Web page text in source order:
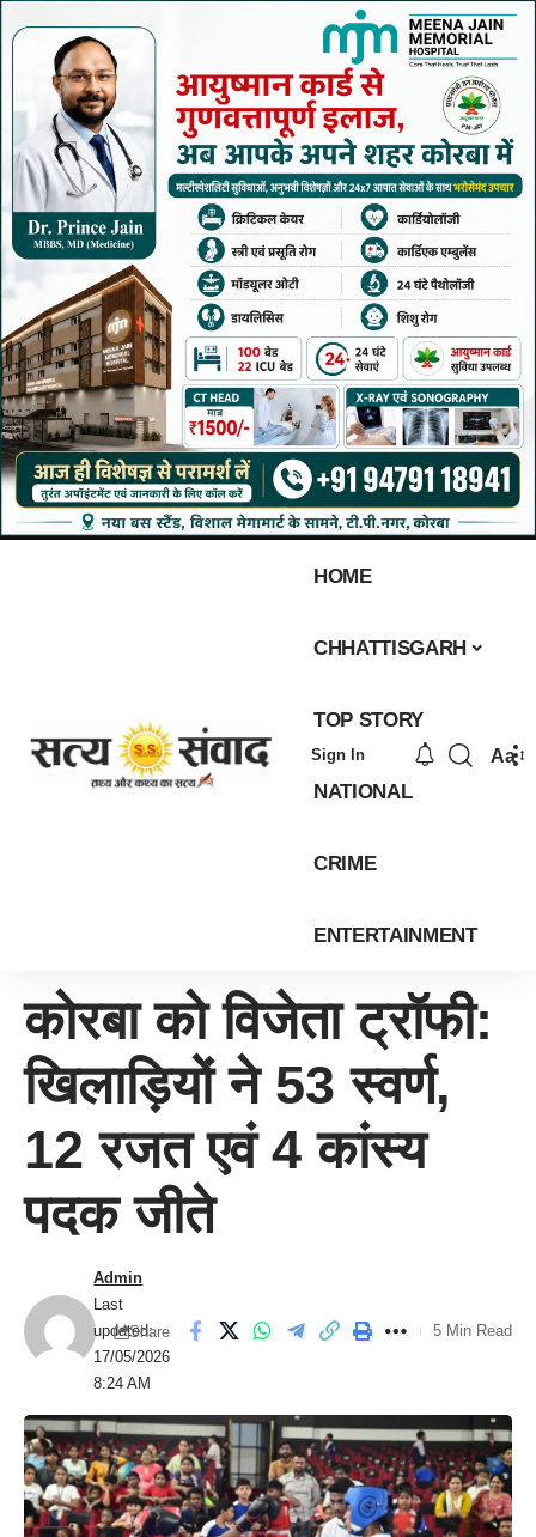
HOME
CHHATTISGARH
TOP STORY
NATIONAL
CRIME
ENTERTAINMENT
Sign In Aa
कोरबा को विजेता ट्रॉफी:
खिलाड़ियों ने 53 स्वर्ण,
12 रजत एवं 4 कांस्य
पदक जीते
Last
updated:
17/05/2026
8:24 AM
Admin
Share 5 Min Read